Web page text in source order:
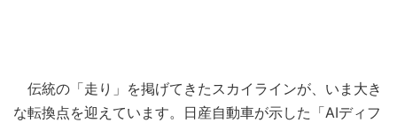
伝統の「走り」を掲げてきたスカイラインが、いま大き
な転換点を迎えています。日産自動車が示した「AIディフ